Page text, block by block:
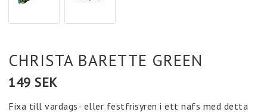
CHRISTA BARETTE GREEN
149 SEK
Fixa till vardags- eller festfrisyren i ett nafs med detta